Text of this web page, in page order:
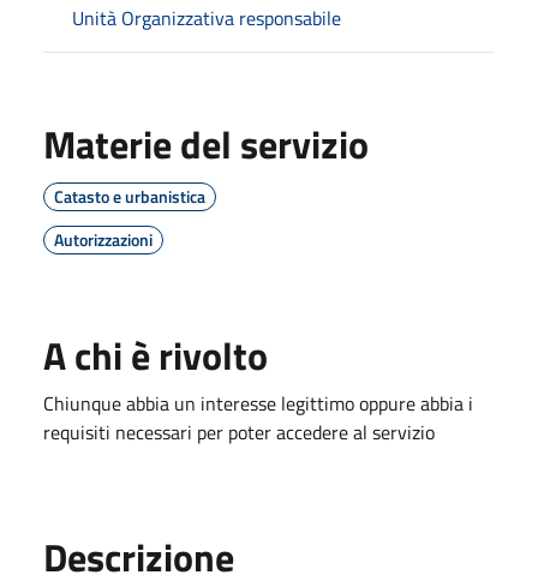
Unità Organizzativa responsabile
Materie del servizio
Catasto e urbanistica
Autorizzazioni
A chi è rivolto
Chiunque abbia un interesse legittimo oppure abbia i
requisiti necessari per poter accedere al servizio
Descrizione